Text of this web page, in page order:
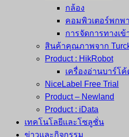
กล้อง
คอมพิวเตอร์พกพา
การจัดการทางเ
สินค้าคุณภาพจาก
Product : HikRobot
เครื่องอ่านบาร์โค้
NiceLabel Free Trial
Product – Newland
Product : iData
เทคโนโลยีและโซลูชั่น
ข่าวและกิจกรรม